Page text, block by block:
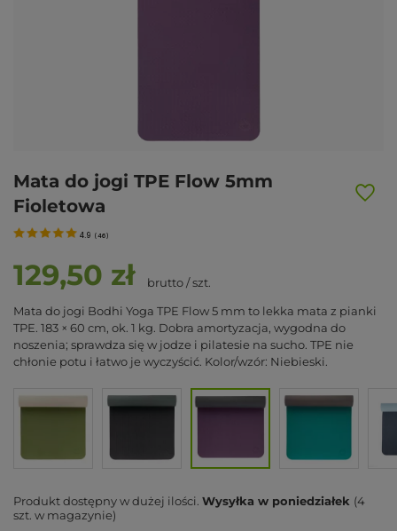
Mata do jogi TPE Flow 5mm
Fioletowa
4.9 (46)
129,50 zł brutto/szt.
Mata do jogi Bodhi Yoga TPE Flow 5 mm to lekka mata z pianki
TPE. 183 × 60 cm, ok. 1 kg. Dobra amortyzacja, wygodna do
noszenia; sprawdza się w jodze i pilatesie na sucho. TPE nie
chłonie potu i łatwo je wyczyścić. Kolor/wzór: Niebieski.
Produkt dostępny w dużej ilości Wysyłka w poniedziałek (4
szt. w magazynie)